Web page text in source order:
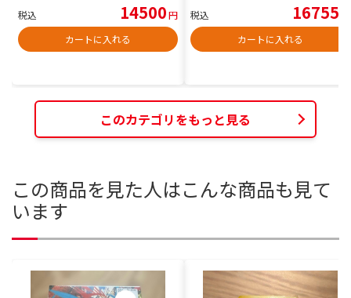
税込 14500円
カートに入れる
税込 16755
カートに入れる
このカテゴリをもっと見る
この商品を見た人はこんな商品も見て
います